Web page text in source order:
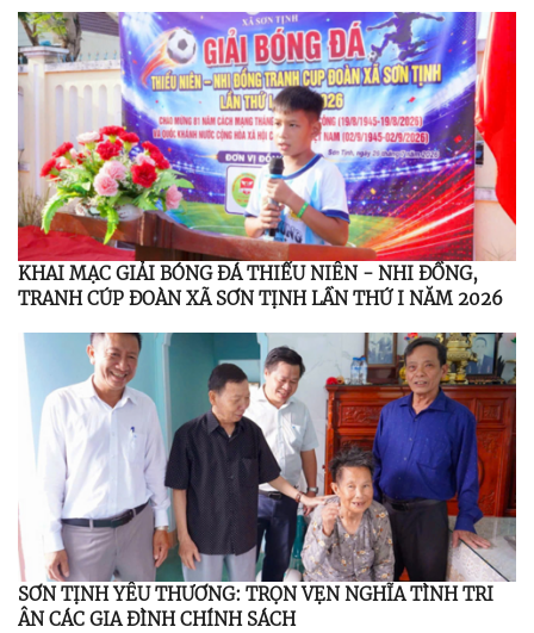
BAN CHẤP HÀNH TRUNG ƯƠNG ĐẢNG KHÓA XIV
KHAI MẠC GIẢI BÓNG ĐÁ THIẾU NIÊN - NHI ĐỒNG,
TRANH CÚP ĐOÀN XÃ SƠN TỊNH LẦN THỨ I NĂM 2026
SƠN TỊNH YÊU THƯƠNG: TRỌN VẸN NGHĨA TÌNH TRI
ÂN CÁC GIA ĐÌNH CHÍNH SÁCH